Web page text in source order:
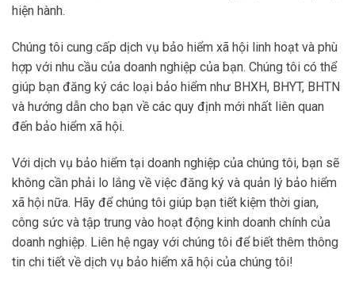
hiện hành.
Chúng tôi cung cấp dịch vụ bảo hiểm xã hội linh hoạt và phù
hợp với nhu cầu của doanh nghiệp của bạn. Chúng tôi có thể
giúp bạn đăng ký các loại bảo hiểm như BHXH, BHYT, BHTN
và hướng dẫn cho bạn về các quy định mới nhất liên quan
đến bảo hiểm xã hội.
Với dịch vụ bảo hiểm tại doanh nghiệp của chúng tôi, bạn sẽ
không cần phải lo lắng về việc đăng ký và quản lý bảo hiểm
xã hội nữa. Hãy để chúng tôi giúp bạn tiết kiệm thời gian,
công sức và tập trung vào hoạt động kinh doanh chính của
doanh nghiệp. Liên hệ ngay với chúng tôi để biết thêm thông
tin chi tiết về dịch vụ bảo hiểm xã hội của chúng tôi!